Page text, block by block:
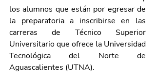
los alumnos que están por egresar de
la preparatoria a inscribirse en las
carreras de Técnico Superior
Universitario que ofrece la Universidad
Tecnológica del Norte de
Aguascalientes (UTNA).